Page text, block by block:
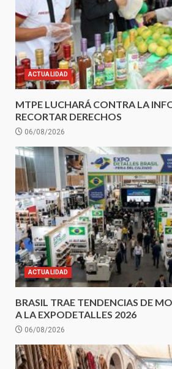
ACTUALIDAD
MTPE LUCHARÁ CONTRA LA
RECORTAR DERECHOS
06/08/2026
ACTUALIDAD
BRASIL TRAE TENDENCIAS DE
A LA EXPODETALLES 2026
06/08/2026